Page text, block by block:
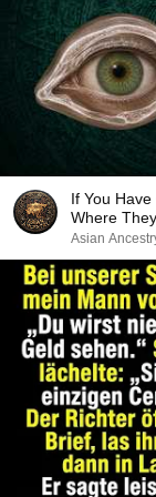
If You
Where
Asian